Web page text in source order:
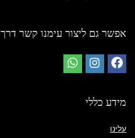
אפשר גם ליצור עימנו קשר דרך
מידע כללי
עלינו